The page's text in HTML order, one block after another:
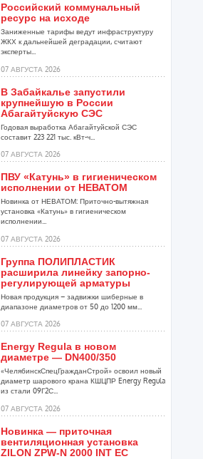
Российский коммунальный
ресурс на исходе
Заниженные тарифы ведут инфраструктуру
ЖКХ к дальнейшей деградации, считают
эксперты...
07 АВГУСТА 2026
В Забайкалье запустили
крупнейшую в России
Абагайтуйскую СЭС
Годовая выработка Абагайтуйской СЭС
составит 223 221 тыс. кВт-ч...
07 АВГУСТА 2026
ПВУ «Катунь» в гигиеническом
исполнении от НЕВАТОМ
Новинка от НЕВАТОМ: Приточно-вытяжная
установка «Катунь» в гигиеническом
исполнении...
07 АВГУСТА 2026
Группа ПОЛИПЛАСТИК
расширила линейку запорно-
регулирующей арматуры
Новая продукция – задвижки шиберные в
диапазоне диаметров от 50 до 1200 мм...
07 АВГУСТА 2026
Energy Regula в новом
диаметре — DN400/350
«ЧелябинскСпецГражданСтрой» освоил новый
диаметр шарового крана КШЦПР Energy Regula
из стали 09Г2С...
07 АВГУСТА 2026
Новинка — приточная
вентиляционная установка
ZILON ZPW-N 2000 INT EC